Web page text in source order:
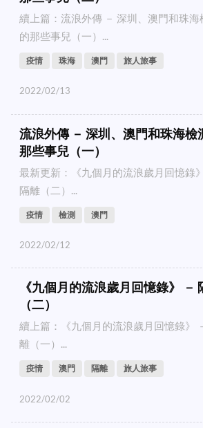
續上篇：流浪外傳 － 深圳、澳門和珠海
的那些事兒（一）...
疫情 珠海 澳門 旅人旅事
2022/02/13
流浪外傳 － 深圳、澳門和珠海檢
那些事兒（一）
最新更新：《九個月的流浪歲月回憶錄
隔離（二）...
疫情 檢測 澳門
2022/02/12
《九個月的流浪歲月回憶錄》 －
（二）
續上篇：《九個月的流浪歲月回憶錄》
離（一）...
疫情 澳門 隔離 旅人旅事
2022/02/02